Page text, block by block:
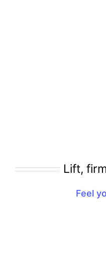
Lift,
Feel